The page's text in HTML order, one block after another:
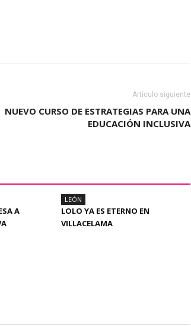
Artículo siguiente
NUEVO CURSO DE ESTRATEGIAS PARA UNA
EDUCACIÓN INCLUSIVA
A
LEÓN
LOLO YA ES ETERNO EN
VILLACELAMA